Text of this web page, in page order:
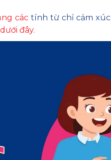
cáctính từ chỉ cảm xúc
đây.